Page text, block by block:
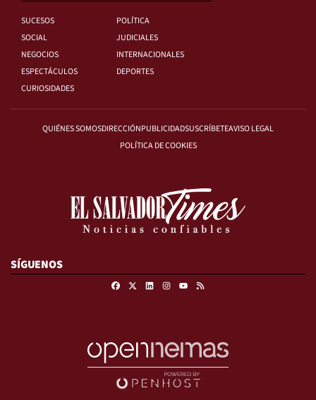
SUCESOS
POLÍTICA
SOCIAL
JUDICIALES
NEGOCIOS
INTERNACIONALES
ESPECTÁCULOS
DEPORTES
CURIOSIDADES
QUIÉNES SOMOSDIRECCIÓNPUBLICIDADSUSCRÍBETEAVISO LEGAL
POLÍTICA DE COOKIES
SÍGUENOS
FacebookLinkedinInstagram